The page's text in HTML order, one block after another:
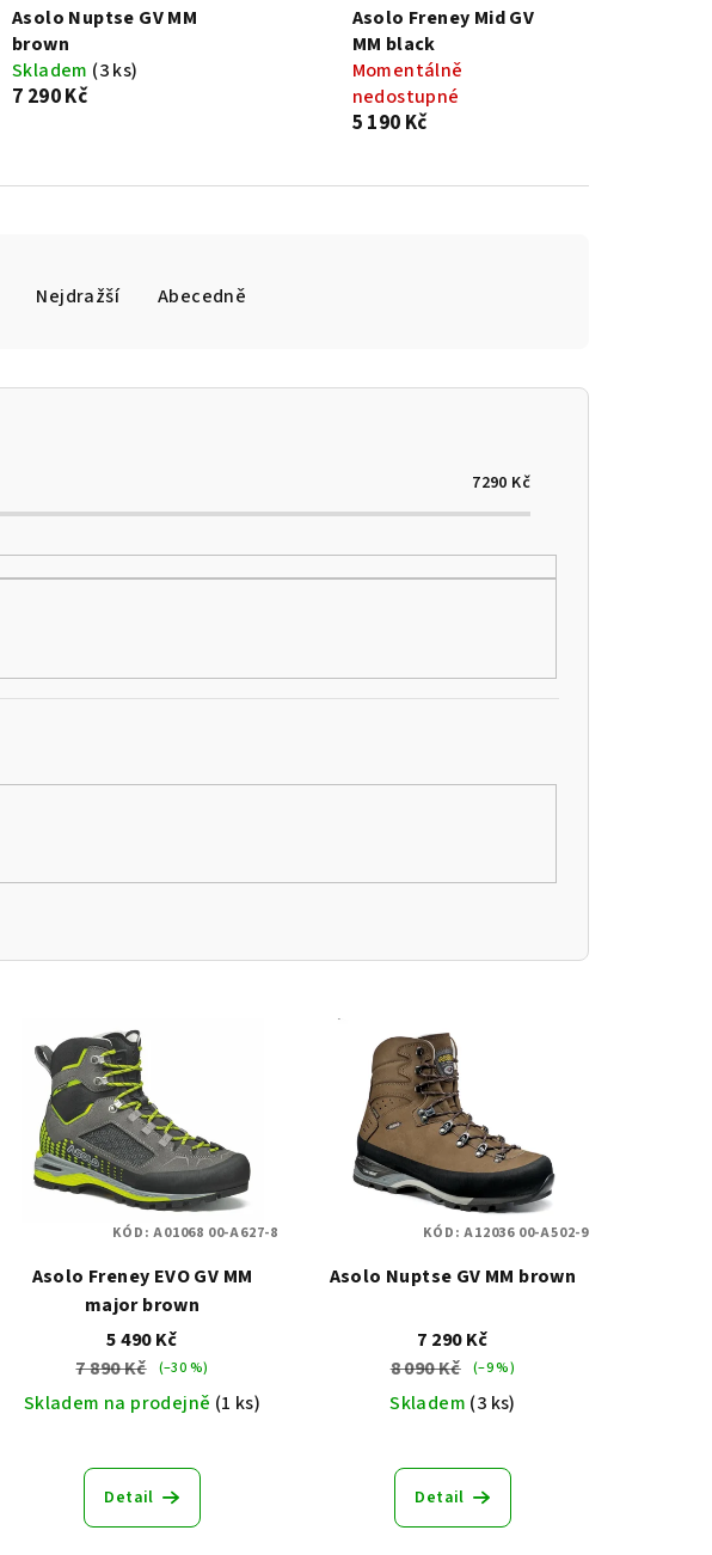
Asolo Nuptse GV MM
brown
Skladem (3 ks)
7 290 Kč
Asolo Freney Mid GV
MM black
Momentálně
nedostupné
5 190 Kč
Nejdražší Abecedně
7290 Kč
Asolo Freney EVO GV MM
major brown
5 490 Kč
7 890 Kč
(–30 %)
Skladem na prodejně (1 ks)
Detail
KÓD:A01068 00-A627-8
Asolo Nuptse GV MM brown
7 290 Kč
8 090 Kč (–9 %)
Skladem (3 ks)
Detail
KÓD:A12036 00-A502-9